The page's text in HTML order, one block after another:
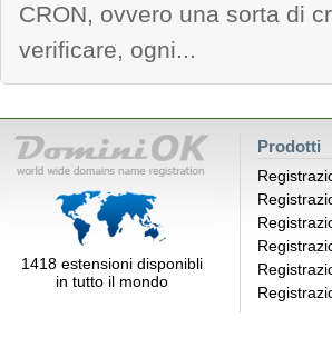
CRON, ovvero una sorta di
verificare, ogni...
1418 estensioni disponibli
in tutto il mondo
Prodotti